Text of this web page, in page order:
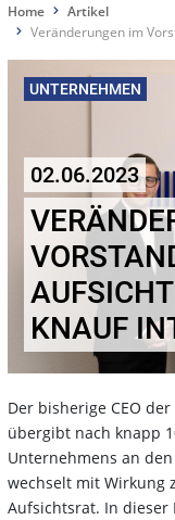
Home
Artikel
Veränderungen im
UNTERNEHMEN
02.06.2023
KNAUF
Der bisherige CEO
übergibt nach knapp
Unternehmens an
wechselt mit Wirkung
Aufsichtsrat. In dieser